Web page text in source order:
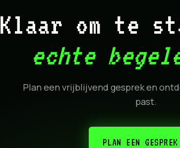
Klaar om te
echte
Plan een vrijblijvend gesprek en
past.
PLAN EEN